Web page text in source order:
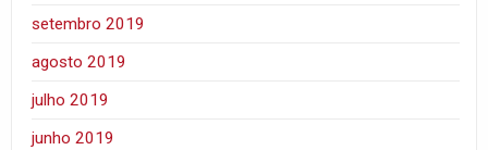
setembro 2019
agosto 2019
julho 2019
junho 2019